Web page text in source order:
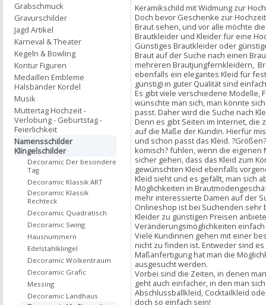
Keramikschild mit Widmung zur
Doch bevor Geschenke zur
Braut sehen, und vor alle möchte
Brautkleider und Kleider für eine
Günstiges Brautkleider oder
Braut auf der Suche nach einen
mehreren Brautjungfernkleidern,
ebenfalls ein elegantes Kleid für
günstig) in guter Qualität sind
Es gibt viele verschiedene Modelle,
wünschte man sich, man könnte
passt. Daher wird die Suche nach
Denn es gibt Seiten im Internet, die
auf die Maße der Kundin. Hierfür
und schon passt das Kleid.
komisch? fühlen, wenn die
sicher gehen, dass das Kleid zum
gewünschten Kleid ebenfalls
Kleid sieht und es gefällt, man sich
Möglichkeiten in
mehr interessierte Damen auf der
Onlineshop ist bei Suchenden sehr
Kleider zu günstigen Preisen
Veränderungsmöglichkeiten
Viele Kundinnen gehen mit einer
nicht zu finden ist. Entweder sind
Maßanfertigung hat man die
ausgesucht werden.
Vorbei sind die Zeiten, in denen
geht auch einfacher, in den man
Abschlussballkleid, Cocktailkleid
doch so einfach sein!
Grabschmuck
Gravurschilder
Jagd Artikel
Karneval & Theater
Kegeln & Bowling
Kontur Figuren
Medaillen Embleme
Halsbänder Kordel
Musik
Muttertag Hochzeit -
Verlobung - Geburtstag -
Feierlichkeit
Namensschilder
Klingelschilder
Decoramic Der besondere
Tag
Decoramic Klassik ART
Decoramic Klassik
Rechteck
Decoramic Quadratisch
Decoramic Swing
Hausnummern
Edelstahlklingel
Decoramic Wolkentraum
Decoramic Grafic
Messing
Decoramic Landhaus